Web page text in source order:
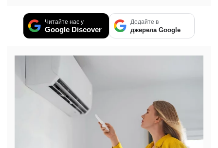
Читайте нас у
Google Discover
Додайте в
джерела Google